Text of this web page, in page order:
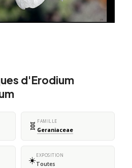
d'Erodium
🧬 FAMILLE
Geraniaceae
☀️EXPOSITION
Toutes